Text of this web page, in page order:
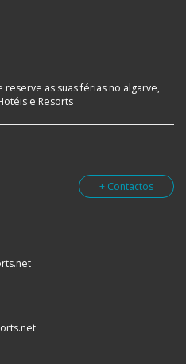
as suas férias no algarve,
e Resorts
+ Contactos